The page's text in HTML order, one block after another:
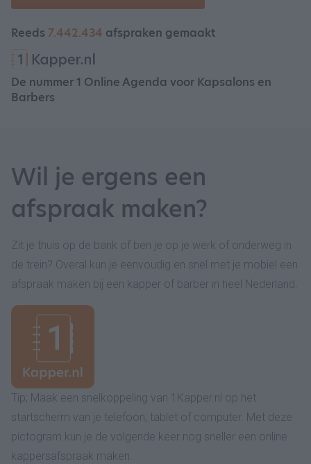
Reeds 7.442.434 afspraken gemaakt
De nummer 1 Online Agenda voor Kapsalons en
Barbers
Wil je ergens een
afspraak maken?
Zit je thuis op de bank of ben je op je werk of onderweg in
de trein? Overal kun je eenvoudig en snel met je mobiel een
afspraak maken bij een kapper of barber in heel Nederland.
Tip; Maak een snelkoppeling van 1Kapper.nl op het
startscherm van je telefoon, tablet of computer. Met deze
pictogram kun je de volgende keer nog sneller een online
kappersafspraak maken.